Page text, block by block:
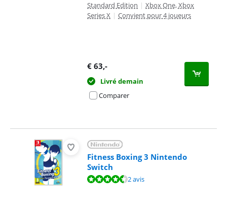
Standard Edition | Xbox One, Xbox
Series X | Convient pour 4 joueurs
€ 63,-
Livré demain
Comparer
Fitness Boxing 3 Nintendo
Switch
La note est de 8,8 sur 10, basée sur 2 avis.2 avis